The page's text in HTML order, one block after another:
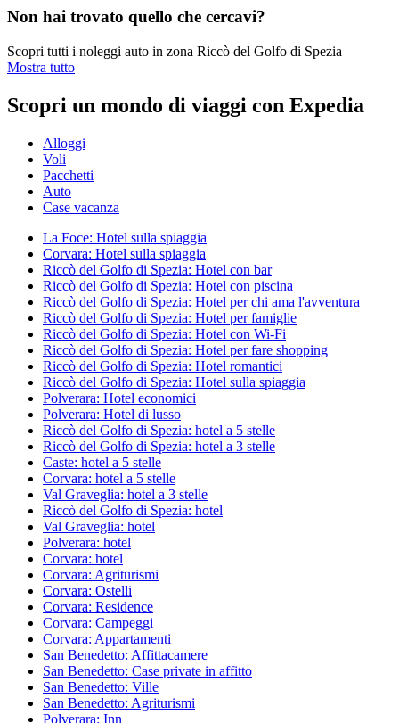
Non hai trovato quello che cercavi?
Scopri tutti i noleggi auto in zona Riccò del Golfo di Spezia
Mostra tutto
Scopri un mondo di viaggi con Expedia
Alloggi
Voli
Pacchetti
Auto
Case vacanza
La Foce: Hotel sulla spiaggia
Corvara: Hotel sulla spiaggia
Riccò del Golfo di Spezia: Hotel con bar
Riccò del Golfo di Spezia: Hotel con piscina
Riccò del Golfo di Spezia: Hotel per chi ama l'avventura
Riccò del Golfo di Spezia: Hotel per famiglie
Riccò del Golfo di Spezia: Hotel con Wi-Fi
Riccò del Golfo di Spezia: Hotel per fare shopping
Riccò del Golfo di Spezia: Hotel romantici
Riccò del Golfo di Spezia: Hotel sulla spiaggia
Polverara: Hotel economici
Polverara: Hotel di lusso
Riccò del Golfo di Spezia: hotel a 5 stelle
Riccò del Golfo di Spezia: hotel a 3 stelle
Caste: hotel a 5 stelle
Corvara: hotel a 5 stelle
Val Graveglia: hotel a 3 stelle
Riccò del Golfo di Spezia: hotel
Val Graveglia: hotel
Polverara: hotel
Corvara: hotel
Corvara: Agriturismi
Corvara: Ostelli
Corvara: Residence
Corvara: Campeggi
Corvara: Appartamenti
San Benedetto: Affittacamere
San Benedetto: Case private in affitto
San Benedetto: Ville
San Benedetto: Agriturismi
Polverara: Inn